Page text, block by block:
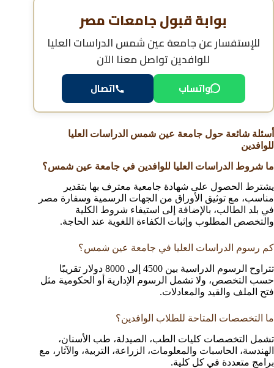
بوابة قبول جامعات مصر
للإستفسار عنجامعة عين شمس الدراسات العليا
للوافدينتواصل معنا الآن
واتساب اتصال
أسئلة شائعة حول جامعة عين شمس الدراسات العليا
للوافدين
ما شروط الدراسات العليا للوافدين في جامعة عين شمس؟
يشترط الحصول على شهادة جامعية معترف بها بتقدير
مناسب، مع توثيق الأوراق من الجهات الرسمية وسفارة مصر
في بلد الطالب، بالإضافة إلى استيفاء شروط الكلية
والتخصص المطلوب وإثبات الكفاءة اللغوية عند الحاجة.
كم رسوم الدراسات العليا في جامعة عين شمس؟
تتراوح الرسوم الدراسية بين 4500 إلى 8000 دولار تقريبًا
حسب التخصص، ولا تشمل الرسوم الإدارية أو الحكومية مثل
فتح الملف والقيد والمعادلات.
ما التخصصات المتاحة للطلاب الوافدين؟
تشمل التخصصات كليات الطب، الصيدلة، طب الأسنان،
الهندسة، الحاسبات والمعلومات، الزراعة، التربية، والآثار، مع
برامج متعددة في كل كلية.